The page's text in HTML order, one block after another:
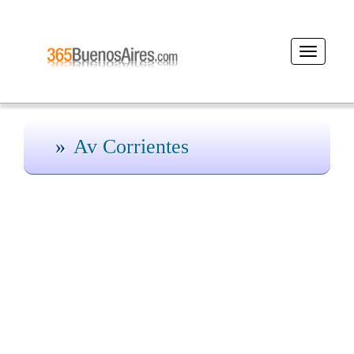
Desplegar
Av Corrientes